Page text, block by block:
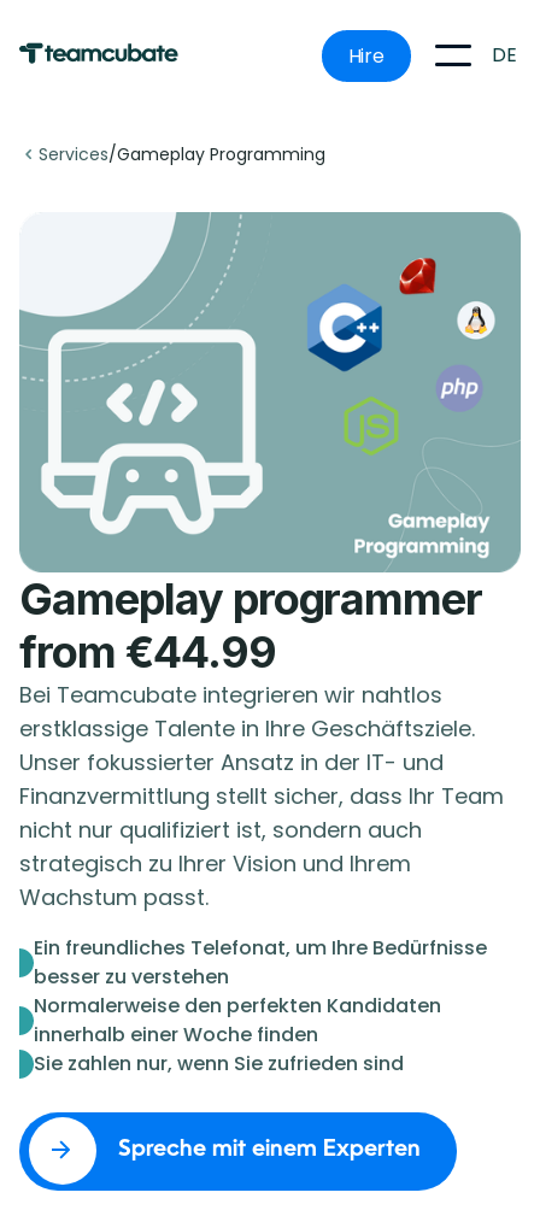
Hire DE
Services/Gameplay Programming
Gameplay programmer
from €44.99
Bei Teamcubate integrieren wir nahtlos
erstklassige Talente in Ihre Geschäftsziele.
Unser fokussierter Ansatz in der IT- und
Finanzvermittlung stellt sicher, dass Ihr Team
nicht nur qualifiziert ist, sondern auch
strategisch zu Ihrer Vision und Ihrem
Wachstum passt.
Ein freundliches Telefonat, um Ihre Bedürfnisse
besser zu verstehen
Normalerweise den perfekten Kandidaten
innerhalb einer Woche finden
Sie zahlen nur, wenn Sie zufrieden sind
Spreche mit einem Experten